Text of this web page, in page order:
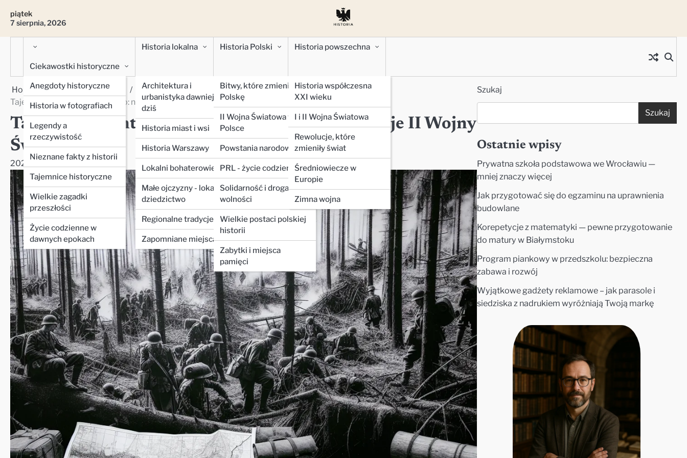
piątek
7 sierpnia, 2026
Ciekawostki historyczne
Anegdoty historyczne
Historia w fotografiach
Legendy a
rzeczywistość
Nieznane fakty z historii
Tajemnice historyczne
Wielkie zagadki
przeszłości
Życie codzienne w
dawnych epokach
Historia lokalna
Architektura i
urbanistyka dawniej i
dziś
Historia miast i wsi
Historia Warszawy
Lokalni bohaterowie
Małe ojczyzny - lokalne
dziedzictwo
Regionalne tradycje
Zapomniane miejsca
Historia Polski
Bitwy, które zmieniły
Polskę
II Wojna Światowa w
Polsce
Powstania narodowe
PRL - życie codzienne
Solidarność i droga do
wolności
Wielkie postaci polskiej
historii
Zabytki i miejsca
pamięci
Historia powszechna
Historia współczesna
XXI wieku
I i II Wojna Światowa
Rewolucje, które
zmieniły świat
Średniowiecze w
Europie
Zimna wojna
Home Historia powszechna
I i II Wojna Światowa
Tajemnice frontu wschodniego: nieznane operacje II Wojny Światowej
Tajemnice frontu wschodniego: nieznane operacje II Wojny
Światowej
2025-01-08 admin
Szukaj
Szukaj
Ostatnie wpisy
Prywatna szkoła podstawowa we Wrocławiu —
mniej znaczy więcej
Jak przygotować się do egzaminu na uprawnienia
budowlane
Korepetycje z matematyki — pewne przygotowanie
do matury w Białymstoku
Program piankowy w przedszkolu: bezpieczna
zabawa i rozwój
Wyjątkowe gadżety reklamowe – jak parasole i
siedziska z nadrukiem wyróżniają Twoją markę